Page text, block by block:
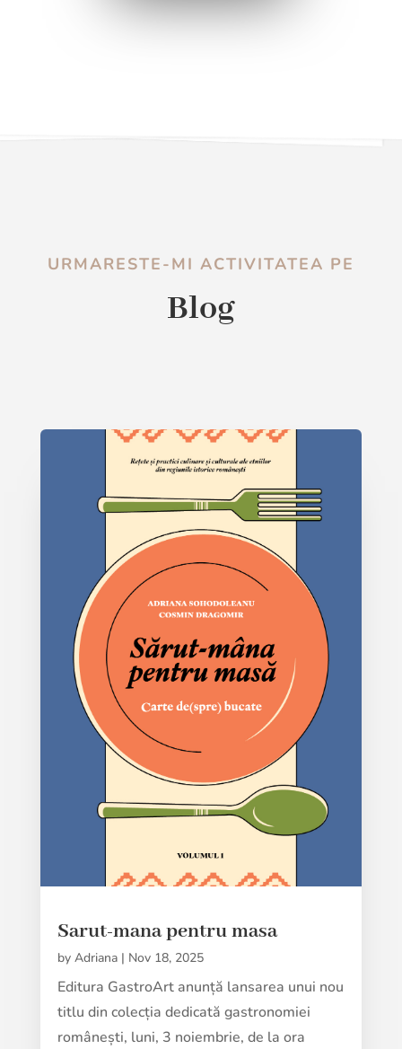
URMARESTE-MI ACTIVITATEA PE
Blog
Sarut-mana pentru masa
by Adriana| Nov 18, 2025
Editura GastroArt anunță lansarea unui nou
titlu din colecția dedicată gastronomiei
românești, luni, 3 noiembrie, de la ora